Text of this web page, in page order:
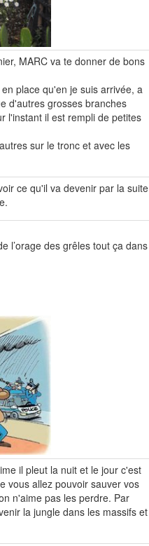
MARC va te donner de bons
place qu'en je suis arrivée, a
d'autres grosses branches
l'instant il est rempli de petites
sur le tronc et avec les
ce qu'il va devenir par la suite
l’orage des grêles tout ça dans
il pleut la nuit et le jour c'est
vous allez pouvoir sauver vos
n'aime pas les perdre. Par
la jungle dans les massifs et